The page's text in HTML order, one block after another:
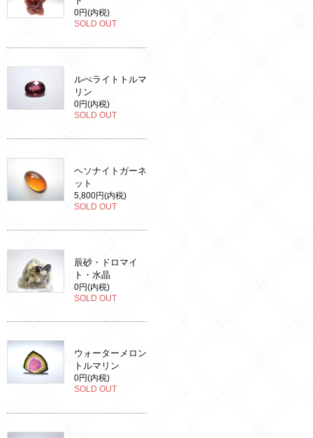
0円(内税)
SOLD OUT
ルべライトトルマ
リン
0円(内税)
SOLD OUT
ヘソナイトガーネ
ット
5,800円(内税)
SOLD OUT
辰砂・ドロマイ
ト・水晶
0円(内税)
SOLD OUT
ウォーターメロン
トルマリン
0円(内税)
SOLD OUT